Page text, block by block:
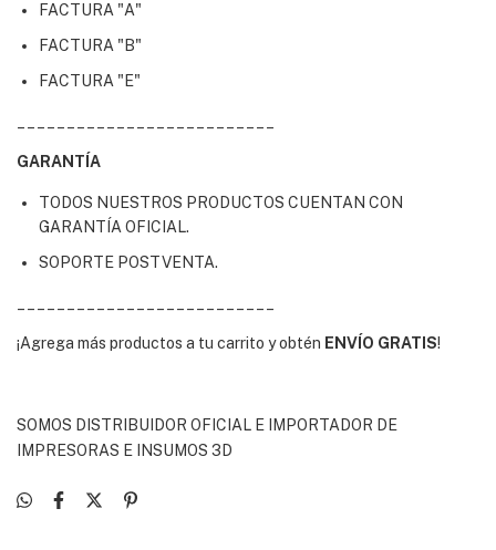
FACTURA "A"
FACTURA "B"
FACTURA "E"
GARANTÍA
TODOS NUESTROS PRODUCTOS CUENTAN CON
GARANTÍA OFICIAL.
SOPORTE POSTVENTA.
¡Agrega más productos a tu carrito y obtén ENVÍO GRATIS!
SOMOS DISTRIBUIDOR OFICIAL E IMPORTADOR DE
IMPRESORAS E INSUMOS 3D